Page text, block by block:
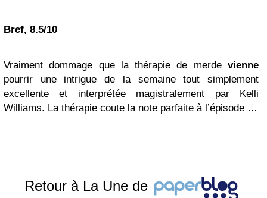
Bref, 8.5/10
Vraiment dommage que la thérapie de merde vienne
pourrir une intrigue de la semaine tout simplement
excellente et interprétée magistralement par Kelli
Williams. La thérapie coute la note parfaite à l’épisode …
Retour à La Une de